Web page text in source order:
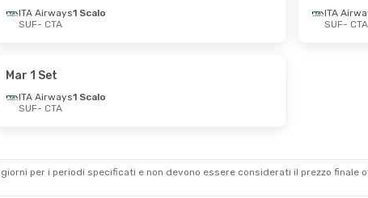
ITA Airways1 Scalo
SUF- CTA
ITA
SUF- CTA
Mar 1 Set
ITA Airways1 Scalo
SUF- CTA
per i periodi specificati e non devono essere considerati il ​​prezzo finale